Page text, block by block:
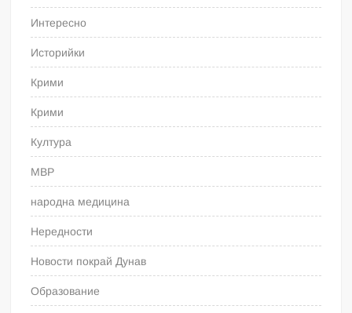
Интересно
Историйки
Крими
Крими
Култура
МВР
народна медицина
Нередности
Новости покрай Дунав
Образование